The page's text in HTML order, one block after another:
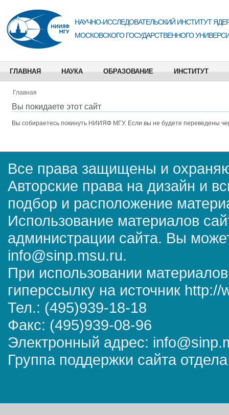
НАУЧНО-ИССЛЕДОВАТЕЛЬСКИЙ ИНСТИТУТ
МОСКОВСКОГО ГОСУДАРСТВЕННОГО
ГЛАВНАЯ НАУКА ОБРАЗОВАНИЕ ИНСТИТУТ
Главная
Вы покидаете этот сайт
Вы собираетесь покинуть НИИЯФ МГУ. Если вы не будете переведены
Все права защищены и
Авторские права на дизайн и
подбор и расположение
Использование материалов
администрации сайта. Вы
info@sinp.msu.ru.
При использовании
гиперссылку на источник
Тел.: (495)939-18-18
Факс: (495)939-08-96
Электронный адрес:
Группа поддержки сайта